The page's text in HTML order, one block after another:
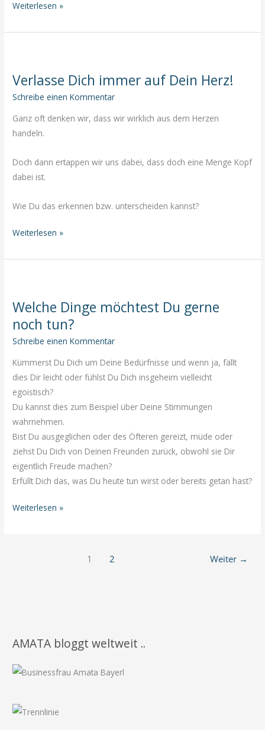
„Wᴇɴɴ
Sᴄʜüʟᴇʀ
ᴇʀsᴄʜᴇɪɴᴛ
ᴅᴇʀ
Weiterlesen »
Verlasse Dich immer auf Dein Herz!
Schreibe einen Kommentar
Ganz oft denken wir, dass wir wirklich aus dem Herzen
handeln.
Doch dann ertappen wir uns dabei, dass doch eine Menge Kopf
dabei ist.
Wie Du das erkennen bzw. unterscheiden kannst?
Verlasse
immer
Herz!
Weiterlesen »
Welche Dinge möchtest Du gerne
noch tun?
Schreibe einen Kommentar
Kümmerst Du Dich um Deine Bedürfnisse und wenn ja, fällt
dies Dir leicht oder fühlst Du Dich insgeheim vielleicht
egoistisch?
Du kannst dies zum Beispiel über Deine Stimmungen
wahrnehmen.
Bist Du ausgeglichen oder des Öfteren gereizt, müde oder
ziehst Du Dich von Deinen Freunden zurück, obwohl sie Dir
eigentlich Freude machen?
Erfüllt Dich das, was Du heute tun wirst oder bereits getan hast?
Welche
Weiterlesen »
1 2 Weiter →
AMATA bloggt weltweit ..